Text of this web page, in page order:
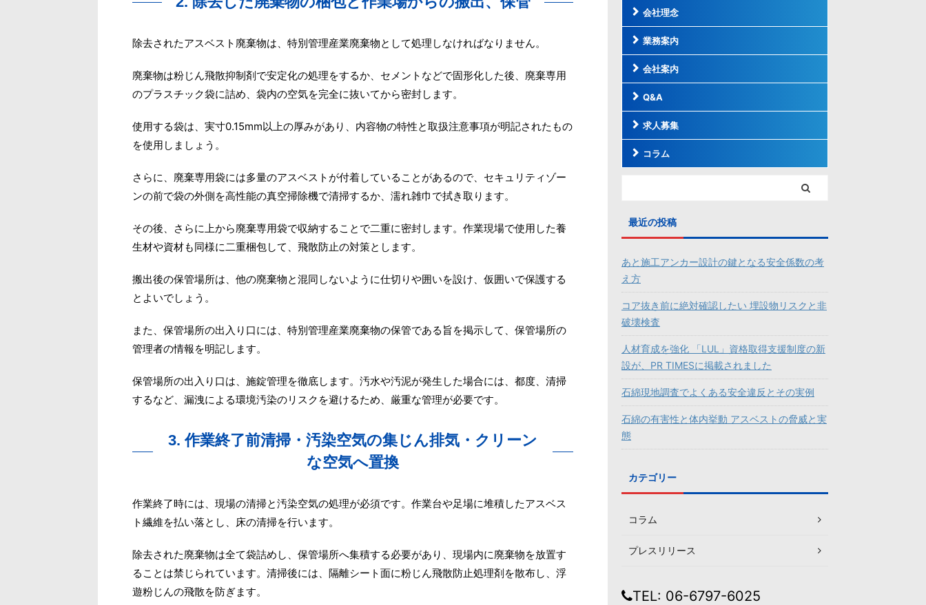
除去されたアスベスト廃棄物は、特別管理産業廃棄物として処理しなければなりません。
廃棄物は粉じん飛散抑制剤で安定化の処理をするか、セメントなどで固形化した後、廃棄専用
のプラスチック袋に詰め、袋内の空気を完全に抜いてから密封します。
使用する袋は、実寸0.15mm以上の厚みがあり、内容物の特性と取扱注意事項が明記されたもの
を使用しましょう。
さらに、廃棄専用袋には多量のアスベストが付着していることがあるので、セキュリティゾー
ンの前で袋の外側を高性能の真空掃除機で清掃するか、濡れ雑巾で拭き取ります。
その後、さらに上から廃棄専用袋で収納することで二重に密封します。作業現場で使用した養
生材や資材も同様に二重梱包して、飛散防止の対策とします。
搬出後の保管場所は、他の廃棄物と混同しないように仕切りや囲いを設け、仮囲いで保護する
とよいでしょう。
また、保管場所の出入り口には、特別管理産業廃棄物の保管である旨を掲示して、保管場所の
管理者の情報を明記します。
保管場所の出入り口は、施錠管理を徹底します。汚水や汚泥が発生した場合には、都度、清掃
するなど、漏洩による環境汚染のリスクを避けるため、厳重な管理が必要です。
3. 作業終了前清掃・汚染空気の集じん排気・クリーン
な空気へ置換
作業終了時には、現場の清掃と汚染空気の処理が必須です。作業台や足場に堆積したアスベス
ト繊維を払い落とし、床の清掃を行います。
除去された廃棄物は全て袋詰めし、保管場所へ集積する必要があり、現場内に廃棄物を放置す
ることは禁じられています。清掃後には、隔離シート面に粉じん飛散防止処理剤を散布し、浮
遊粉じんの飛散を防ぎます。
会社理念
業務案内
会社案内
Q&A
求人募集
コラム
最近の投稿
あと施工アンカー設計の鍵となる安全係数の考
え方
コア抜き前に絶対確認したい 埋設物リスクと非
破壊検査
人材育成を強化 「LUL」資格取得支援制度の新
設が、PR TIMESに掲載されました
石綿現地調査でよくある安全違反とその実例
石綿の有害性と体内挙動 アスベストの脅威と実
態
カテゴリー
コラム
プレスリリース
TEL: 06-6797-6025